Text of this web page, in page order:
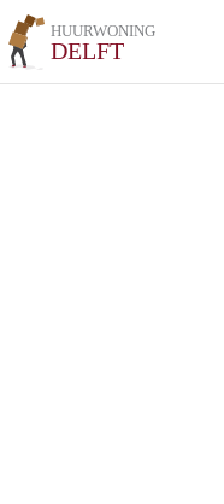
HUURWONING
DELFT